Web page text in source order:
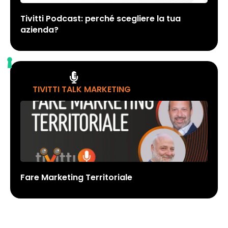
Tivitti Podcast: perché scegliere la tua
azienda?
TIVITTI TALK MARKETING
Fare Marketing Territoriale